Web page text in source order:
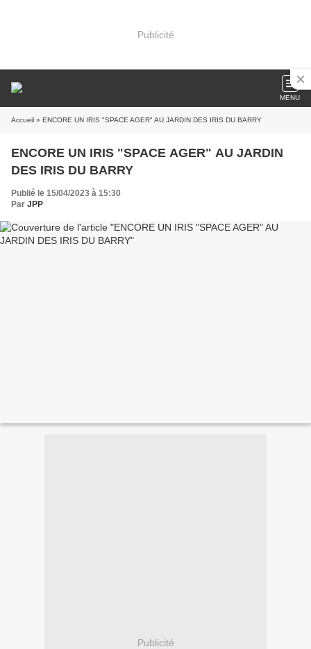
Publicité
MENU
Accueil » ENCORE UN IRIS "SPACE AGER" AU JARDIN DES IRIS DU BARRY
ENCORE UN IRIS "SPACE AGER" AU JARDIN
DES IRIS DU BARRY
Publié le 15/04/2023 à 15:30
Par JPP
Publicité